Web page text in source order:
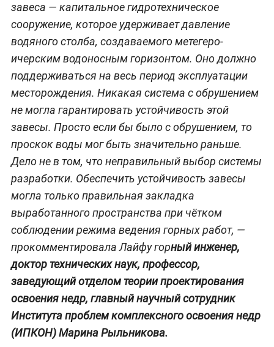
завеса — капитальное гидротехническое
сооружение, которое удерживает давление
водяного столба, создаваемого метегеро-
ичерским водоносным горизонтом. Оно должно
поддерживаться на весь период эксплуатации
месторождения. Никакая система с обрушением
не могла гарантировать устойчивость этой
завесы. Просто если бы было с обрушением, то
проскок воды мог быть значительно раньше.
Дело не в том, что неправильный выбор системы
разработки. Обеспечить устойчивость завесы
могла только правильная закладка
выработанного пространства при чётком
соблюдении режима ведения горных работ, —
прокомментировала Лайфу горный инженер,
доктор технических наук, профессор,
заведующий отделом теории проектирования
освоения недр, главный научный сотрудник
Института проблем комплексного освоения недр
(ИПКОН) Марина Рыльникова.